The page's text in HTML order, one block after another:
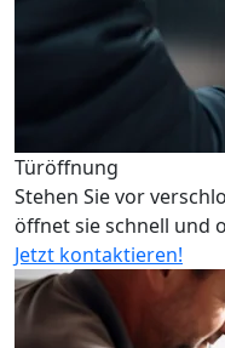
Türöffnung
Stehen Sie vor
öffnet sie schnell und
Jetzt kontaktieren!